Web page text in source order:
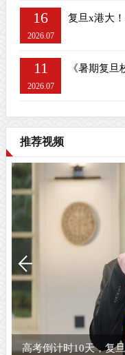
16
2026.07
复旦x港大
11
2026.07
《暑期复
推荐视频
高考倒计时10天，复